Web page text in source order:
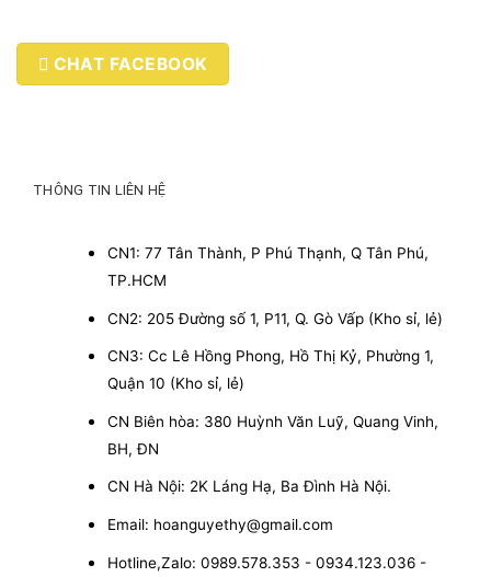
CHAT FACEBOOK
THÔNG TIN LIÊN HỆ
CN1: 77 Tân Thành, P Phú Thạnh, Q Tân Phú,
TP.HCM
CN2: 205 Đường số 1, P11, Q. Gò Vấp (Kho sỉ, lẻ)
CN3: Cc Lê Hồng Phong, Hồ Thị Kỷ, Phường 1,
Quận 10 (Kho sỉ, lẻ)
CN Biên hòa: 380 Huỳnh Văn Luỹ, Quang Vinh,
BH, ĐN
CN Hà Nội: 2K Láng Hạ, Ba Đình Hà Nội.
Email: hoanguyethy@gmail.com
Hotline,Zalo: 0989.578.353 - 0934.123.036 -